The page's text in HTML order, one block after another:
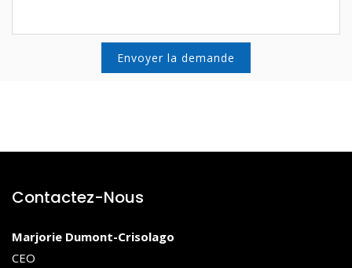
Contactez-Nous
Marjorie Dumont-Crisolago
CEO